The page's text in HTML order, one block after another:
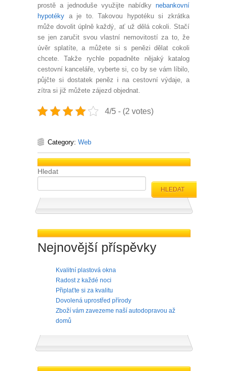
prostě a jednoduše využijte nabídky nebankovní
hypotéky a je to. Takovou hypotéku si zkrátka
může dovolit úplně každý, ať už dělá cokoli. Stačí
se jen zaručit svou vlastní nemovitostí za to, že
úvěr splatíte, a můžete si s penězi dělat cokoli
chcete. Takže rychle popadněte nějaký katalog
cestovní kanceláře, vyberte si, co by se vám líbilo,
půjčte si dostatek peněz i na cestovní výdaje, a
zítra si již můžete zájezd objednat.
4/5 - (2 votes)
Category: Web
Hledat
HLEDAT
Nejnovější příspěvky
Kvalitní plastová okna
Radost z každé noci
Připlaťte si za kvalitu
Dovolená uprostřed přírody
Zboží vám zavezeme naší autodopravou až
domů